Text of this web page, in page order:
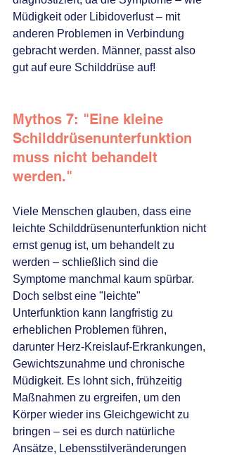
Müdigkeit oder Libidoverlust – mit
anderen Problemen in Verbindung
gebracht werden. Männer, passt also
gut auf eure Schilddrüse auf!
Mythos 7: "Eine kleine
Schilddrüsenunterfunktion
muss nicht behandelt
werden."
Viele Menschen glauben, dass eine
leichte Schilddrüsenunterfunktion nicht
ernst genug ist, um behandelt zu
werden – schließlich sind die
Symptome manchmal kaum spürbar.
Doch selbst eine "leichte"
Unterfunktion kann langfristig zu
erheblichen Problemen führen,
darunter Herz-Kreislauf-Erkrankungen,
Gewichtszunahme und chronische
Müdigkeit. Es lohnt sich, frühzeitig
Maßnahmen zu ergreifen, um den
Körper wieder ins Gleichgewicht zu
bringen – sei es durch natürliche
Ansätze, Lebensstilveränderungen